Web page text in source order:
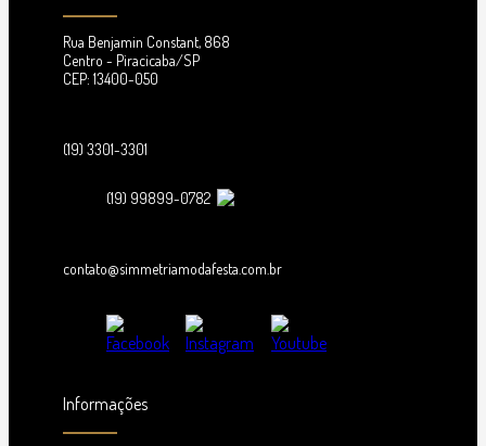
Rua Benjamin Constant, 868
Centro - Piracicaba/SP
CEP: 13400-050
(19) 3301-3301
(19) 99899-0782
contato@simmetriamodafesta.com.br
Informações